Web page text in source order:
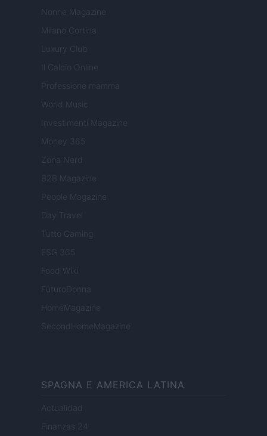
Nonne Magazine
Milano Cortina
Luxury Club
Il Calcio Online
Professione mamma
World Music
Investimenti Magazine
Money 365
Zona Nerd
B2B Magazine
People Magazine
Day Travel
Tutto Gaming
ESG 365
Food Wiki
FuturoDonna
HomeMagazine
SecondHomeMagazine
SPAGNA E AMERICA LATINA
Actualidad
Finanzas 24